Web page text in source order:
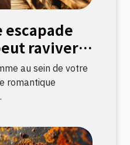
escapade
raviver
?
au sein de votre
romantique